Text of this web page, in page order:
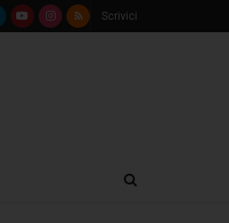
Scrivici